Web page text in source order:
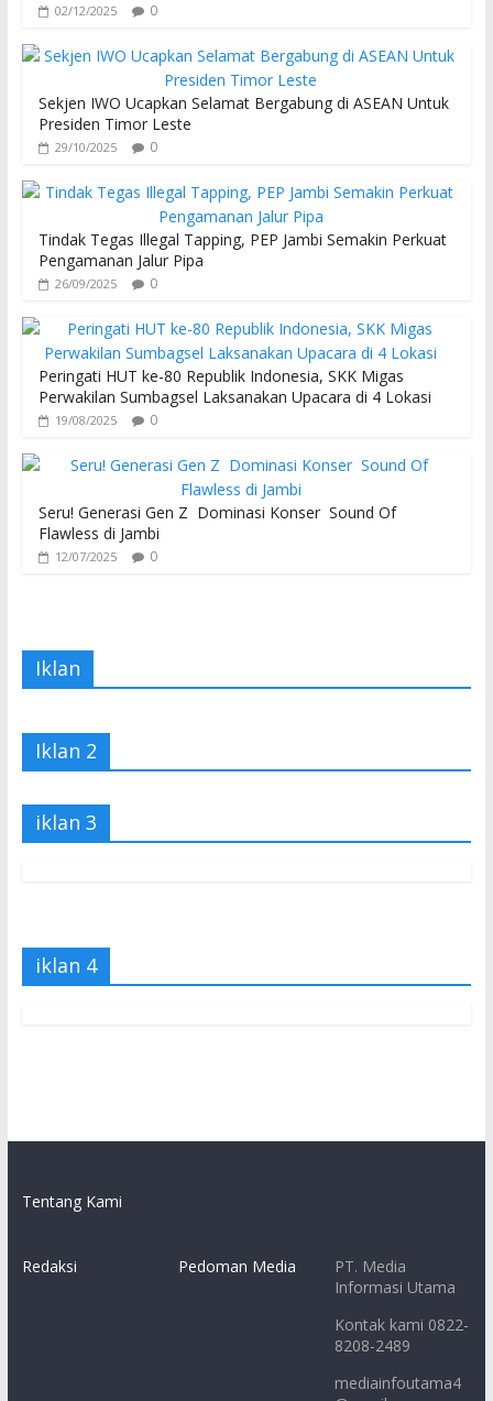
02/12/2025 0
Sekjen IWO Ucapkan Selamat Bergabung di ASEAN Untuk
Presiden Timor Leste
29/10/2025 0
Tindak Tegas Illegal Tapping, PEP Jambi Semakin Perkuat
Pengamanan Jalur Pipa
26/09/2025 0
Peringati HUT ke-80 Republik Indonesia, SKK Migas
Perwakilan Sumbagsel Laksanakan Upacara di 4 Lokasi
19/08/2025 0
Seru! Generasi Gen Z Dominasi Konser Sound Of
Flawless di Jambi
12/07/2025 0
Iklan
Iklan 2
iklan 3
iklan 4
Tentang Kami
Redaksi Pedoman Media
PT. Media
Informasi Utama
Kontak kami 0822-
8208-2489
mediainfoutama4